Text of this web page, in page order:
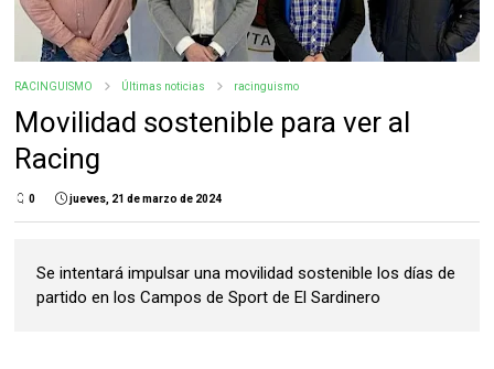
RACINGUISMO Últimas noticias racinguismo
Movilidad sostenible para ver al
Racing
0 jueves, 21 de marzo de 2024
Se intentará impulsar una movilidad sostenible los días de
partido en los Campos de Sport de El Sardinero